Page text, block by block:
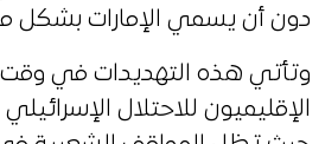
دون أن يسمي الإمارات بشكل
وتأتي هذه التهديدات في وقت
الإقليميون للاحتلال